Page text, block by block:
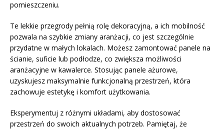
pomieszczeniu.
Te lekkie przegrody pełnią rolę dekoracyjną, a ich mobilność
pozwala na szybkie zmiany aranżacji, co jest szczególnie
przydatne w małych lokalach. Możesz zamontować panele na
ścianie, suficie lub podłodze, co zwiększa możliwości
aranżacyjne w kawalerce. Stosując panele ażurowe,
uzyskujesz maksymalnie funkcjonalną przestrzeń, która
zachowuje estetykę i komfort użytkowania.
Eksperymentuj z różnymi układami, aby dostosować
przestrzeń do swoich aktualnych potrzeb. Pamiętaj, że